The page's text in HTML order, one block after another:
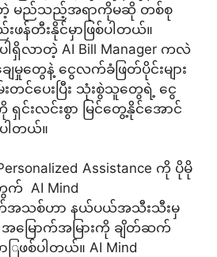
ရှိတဲ့ မည်သည့်အရာကိုမဆို တစ်စု
န်တီးနိုင်မှာဖြစ်ပါတယ်။
ရှိလာတဲ့ AI Bill Manager ကလဲ
ေမှုတွေနဲ့ ငွေလက်ခံဖြတ်ပိုင်းများ
တင်ပေးပြီး သုံးစွဲသူတွေရဲ့ ငွေ
င်းလင်းစွာ မြင်တွေ့နိုင်အောင်
ပါတယ်။
Assistance ကို ပိုမို
က် AI Mind
က်အသစ်ဟာ နယ်ပယ်အသီးသီးမှ
အမြောက်အမြားကို ချိတ်ဆက်
ြဖစ်ပါတယ်။ AI Mind